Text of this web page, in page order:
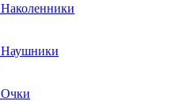
Наколенники
Наушники
Очки